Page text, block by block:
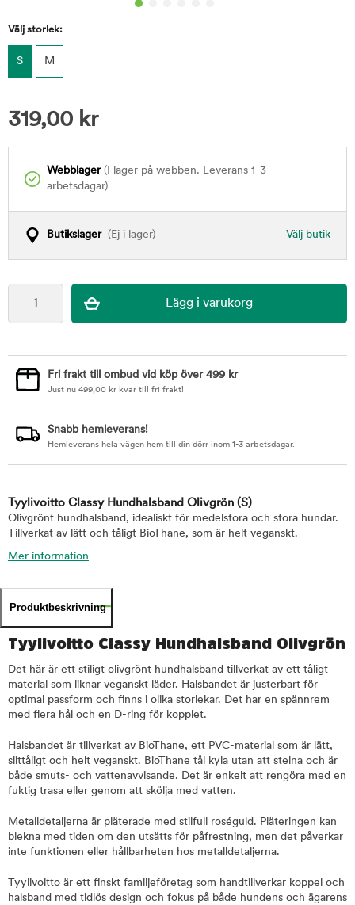
Välj storlek:
S M
319,00 kr
Webblager(I lager på webben. Leverans 1-3
arbetsdagar)
Välj butik
Butikslager(Ej i lager)
Fri frakt till ombud vid köp över 499 kr
Just nu 499,00 kr kvar till fri frakt!
Snabb hemleverans!
Hemleverans hela vägen hem till din dörr inom 1-3 arbetsdagar.
Tyylivoitto Classy Hundhalsband Olivgrön (S)
Olivgrönt hundhalsband, idealiskt för medelstora och stora hundar.
Tillverkat av lätt och tåligt BioThane, som är helt veganskt.
Mer information
Produktbeskrivning
Tyylivoitto Classy Hundhalsband Olivgrön
Det här är ett stiligt olivgrönt hundhalsband tillverkat av ett tåligt
material som liknar veganskt läder. Halsbandet är justerbart för
optimal passform och finns i olika storlekar. Det har en spännrem
med flera hål och en D-ring för kopplet.
Halsbandet är tillverkat av BioThane, ett PVC-material som är lätt,
slittåligt och helt veganskt. BioThane tål kyla utan att stelna och är
både smuts- och vattenavvisande. Det är enkelt att rengöra med en
fuktig trasa eller genom att skölja med vatten.
Metalldetaljerna är pläterade med stilfull roséguld. Pläteringen kan
blekna med tiden om den utsätts för påfrestning, men det påverkar
inte funktionen eller hållbarheten hos metalldetaljerna.
Tyylivoitto är ett finskt familjeföretag som handtillverkar koppel och
halsband med tidlös design och fokus på både hundens och ägarens